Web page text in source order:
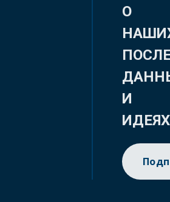
О
И
ИДЕЯХ